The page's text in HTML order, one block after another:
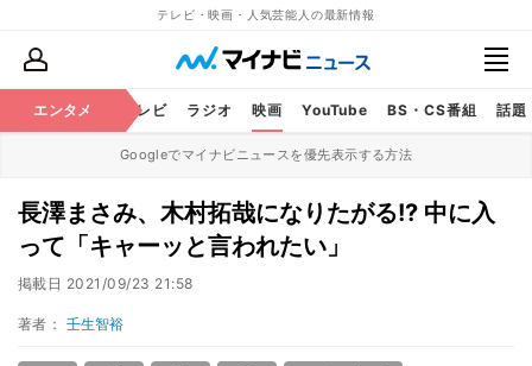
テレビ・映画・人気芸能人の最新情報
エンタメ
芸能 テレビ ラジオ 映画 YouTube BS・CS番組 話題
Googleでマイナビニュースを優先表示する方法
長澤まさみ、木村拓哉になりたがる!? 中に入
って「キャーッと言われたい」
掲載日 2021/09/23 21:58
著者： 壬生智裕